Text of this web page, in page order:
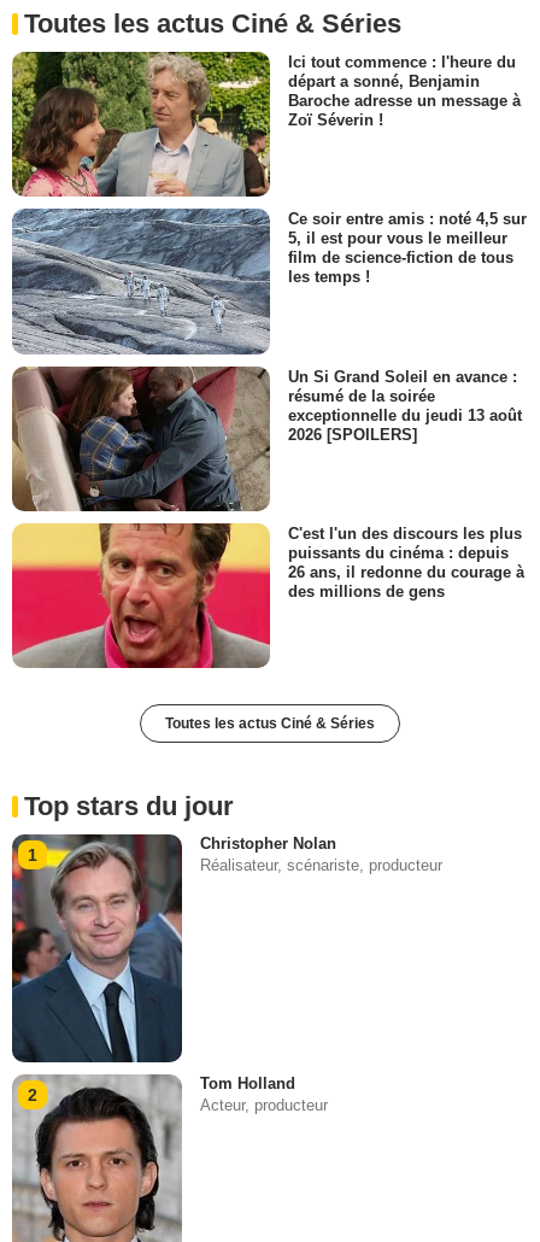
Toutes les actus Ciné & Séries
Ici tout commence : l'heure du
départ a sonné, Benjamin
Baroche adresse un message à
Zoï Séverin !
Ce soir entre amis : noté 4,5 sur
5, il est pour vous le meilleur
film de science-fiction de tous
les temps !
Un Si Grand Soleil en avance :
résumé de la soirée
exceptionnelle du jeudi 13 août
2026 [SPOILERS]
C'est l'un des discours les plus
puissants du cinéma : depuis
26 ans, il redonne du courage à
des millions de gens
Toutes les actus Ciné & Séries
Top stars du jour
1
Christopher Nolan
Réalisateur, scénariste, producteur
2
Tom Holland
Acteur, producteur